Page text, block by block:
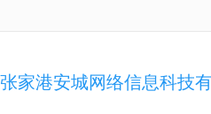
张家港安城网络信息科技